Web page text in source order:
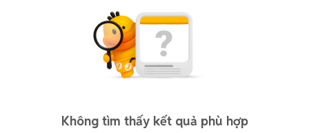
Không tìm thấy kết quả phù hợp